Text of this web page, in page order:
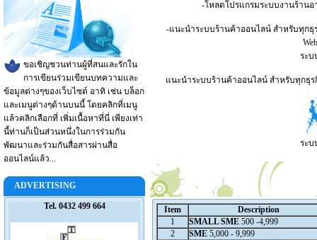
ขอเชิญชวนท่านผู้ที่สนและรักใน
การเขียนร่วมเขียนบทความและ
ข้อมูลต่างๆของเว็บไซต์ อาทิ เช่น บล็อก
และเมนูต่างๆด้านบนนี้ โดยคลิกที่เมนู
แล้วคลิกเลือกที่ เพิ่มเนื้อหาที่นี่ เพียงเท่า
นี้ท่านก็เป็นส่วนหนึ่งในการร่วมกัน
พัฒนาและร่วมกันสื่อสารผ่านสื่อ
ออนไลน์แล้ว...
ADVERTISING
Tel. 0432 499 664
-โหลดโปรแกรมระบบงานร้านอ
-แนะนำระบบร้านค้าออนไลน์ สำหรับทุกธุ
ระบ
แนะนำระบบร้านค้าออนไลน์ สำหรับทุกธุ
ระบ
Item
Description
1
SMALL SME 500 -4,999
2
SME 5,000 - 9,999